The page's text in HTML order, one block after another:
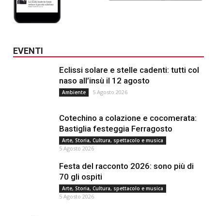
EVENTI
Eclissi solare e stelle cadenti: tutti col
naso all’insù il 12 agosto
Ambiente 5 Agosto 2026
Cotechino a colazione e cocomerata:
Bastiglia festeggia Ferragosto
Arte, Storia, Cultura, spettacolo e musica
5 Agosto 2026
Festa del racconto 2026: sono più di
70 gli ospiti
Arte, Storia, Cultura, spettacolo e musica
5 Agosto 2026